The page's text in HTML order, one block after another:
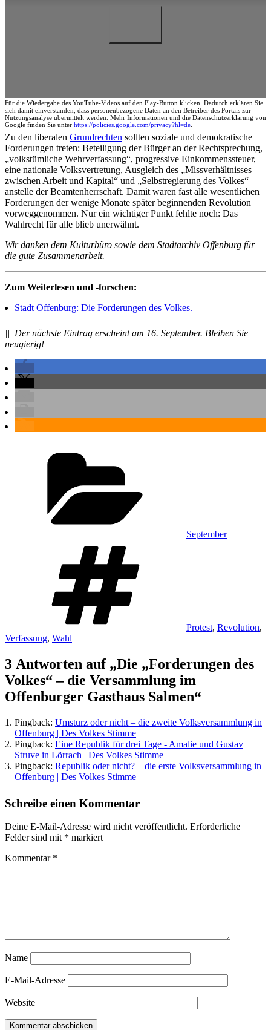
Für die Wiedergabe des YouTube-Videos auf den Play-Button klicken. Dadurch erklären Sie
sich damit einverstanden, dass personenbezogene Daten an den Betreiber des Portals zur
Nutzungsanalyse übermittelt werden. Mehr Informationen und die Datenschutzerklärung von
Google finden Sie unter https://policies.google.com/privacy?hl=de
Zu den liberalen Grundrechten sollten soziale und demokratische
Forderungen treten: Beteiligung der Bürger an der Rechtsprechung,
„volkstümliche Wehrverfassung“, progressive Einkommenssteuer,
eine nationale Volksvertretung, Ausgleich des „Missverhältnisses
zwischen Arbeit und Kapital“ und „Selbstregierung des Volkes“
anstelle der Beamtenherrschaft. Damit waren fast alle wesentlichen
Forderungen der wenige Monate später beginnenden Revolution
vorweggenommen. Nur ein wichtiger Punkt fehlte noch: Das
Wahlrecht für alle blieb unerwähnt.
Wir danken dem Kulturbüro sowie dem Stadtarchiv Offenburg für
die gute Zusammenarbeit.
Zum Weiterlesen und -forschen:
Stadt Offenburg: Die Forderungen des Volkes.
||| Der nächste Eintrag erscheint am 16. September. Bleiben Sie
neugierig!
September
Protest, Revolution,
Verfassung, Wahl
3 Antworten auf „Die „Forderungen des
Volkes“ – die Versammlung im
Offenburger Gasthaus Salmen“
Pingback: Umsturz oder nicht – die zweite Volksversammlung in
Offenburg | Des Volkes Stimme
Pingback: Eine Republik für drei Tage - Amalie und Gustav
Struve in Lörrach | Des Volkes Stimme
Pingback: Republik oder nicht? – die erste Volksversammlung in
Offenburg | Des Volkes Stimme
Schreibe einen Kommentar
Deine E-Mail-Adresse wird nicht veröffentlicht. Erforderliche
Felder sind mit * markiert
Kommentar *
Name
E-Mail-Adresse
Website